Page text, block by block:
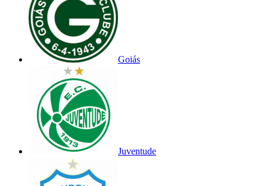
Goiás
Juventude